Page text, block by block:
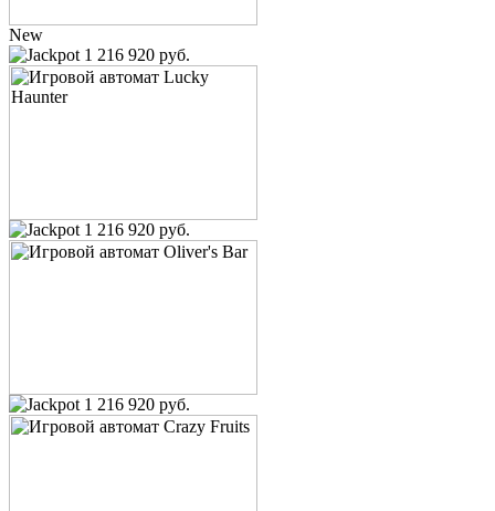
New
1 216 920 руб.
1 216 920 руб.
1 216 920 руб.